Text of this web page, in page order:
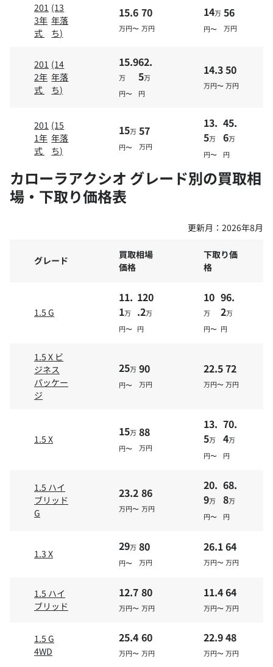
201
3年
式
(13
年落
ち)
15.6
万円〜
70
万円
14万
円〜
56
万円
201
2年
式
(14
年落
ち)
15.9
万
円〜
62.
5万
円
14.3
万円〜
50
万円
201
1年
式
(15
年落
ち)
15万
円〜
57
万円
13.
5万
円〜
45.
6万
円
カローラアクシオ グレード別の買取相
場・下取り価格表
更新月： 2026年8月
グレード
買取相場
価格
下取り価
格
1.5 G
11.
1万
円〜
120
.2万
円
10
万
円〜
96.
2万
円
1.5 X ビ
ジネス
パッケー
ジ
25万
円〜
90
万円
22.5
万円〜
72
万円
1.5 X
15万
円〜
88
万円
13.
5万
円〜
70.
4万
円
1.5 ハイ
ブリッド
G
23.2
万円〜
86
万円
20.
9万
円〜
68.
8万
円
1.3 X
29万
円〜
80
万円
26.1
万円〜
64
万円
1.5 ハイ
ブリッド
12.7
万円〜
80
万円
11.4
万円〜
64
万円
1.5 G
4WD
25.4
万円〜
60
万円
22.9
万円〜
48
万円